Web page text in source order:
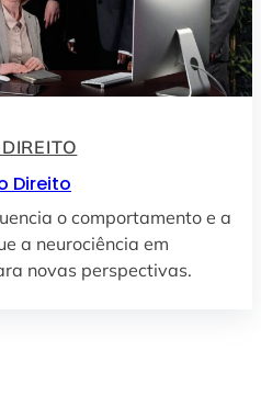
Direito
o comportamento e a
a neurociência em
novas perspectivas.